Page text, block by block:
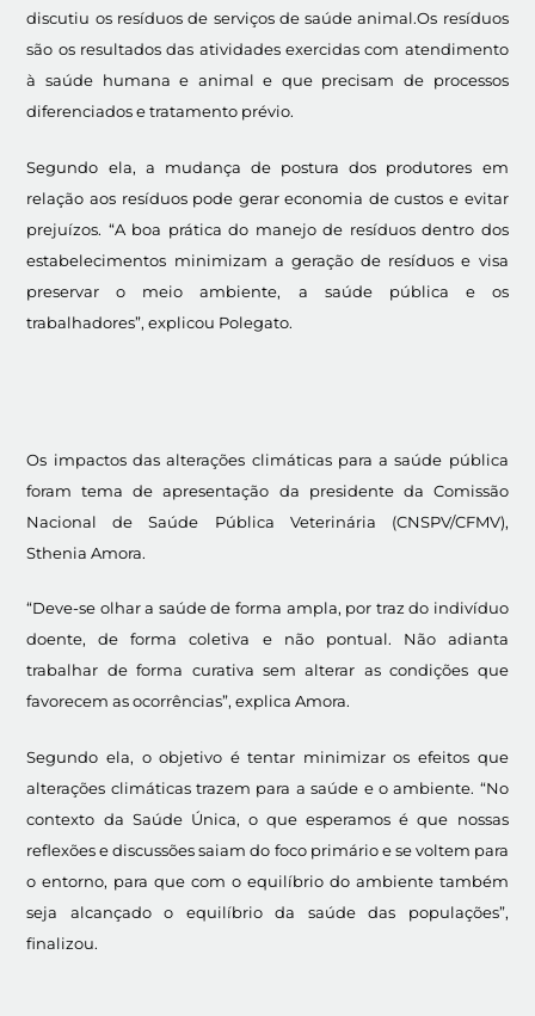
discutiu os resíduos de serviços de saúde animal.Os resíduos
são os resultados das atividades exercidas com atendimento
à saúde humana e animal e que precisam de processos
diferenciados e tratamento prévio.
Segundo ela, a mudança de postura dos produtores em
relação aos resíduos pode gerar economia de custos e evitar
prejuízos. “A boa prática do manejo de resíduos dentro dos
estabelecimentos minimizam a geração de resíduos e visa
preservar o meio ambiente, a saúde pública e os
trabalhadores”, explicou Polegato.
Os impactos das alterações climáticas para a saúde pública
foram tema de apresentação da presidente da Comissão
Nacional de Saúde Pública Veterinária (CNSPV/CFMV),
Sthenia Amora.
“Deve-se olhar a saúde de forma ampla, por traz do indivíduo
doente, de forma coletiva e não pontual. Não adianta
trabalhar de forma curativa sem alterar as condições que
favorecem as ocorrências”, explica Amora.
Segundo ela, o objetivo é tentar minimizar os efeitos que
alterações climáticas trazem para a saúde e o ambiente. “No
contexto da Saúde Única, o que esperamos é que nossas
reflexões e discussões saiam do foco primário e se voltem para
o entorno, para que com o equilíbrio do ambiente também
seja alcançado o equilíbrio da saúde das populações”,
finalizou.